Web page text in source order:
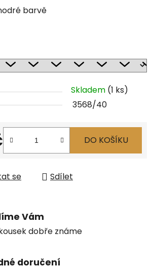
barvě
Skladem (1 ks)
3568/40
DO KOŠÍKU
se Sdílet
Vám
dobře známe
doručení